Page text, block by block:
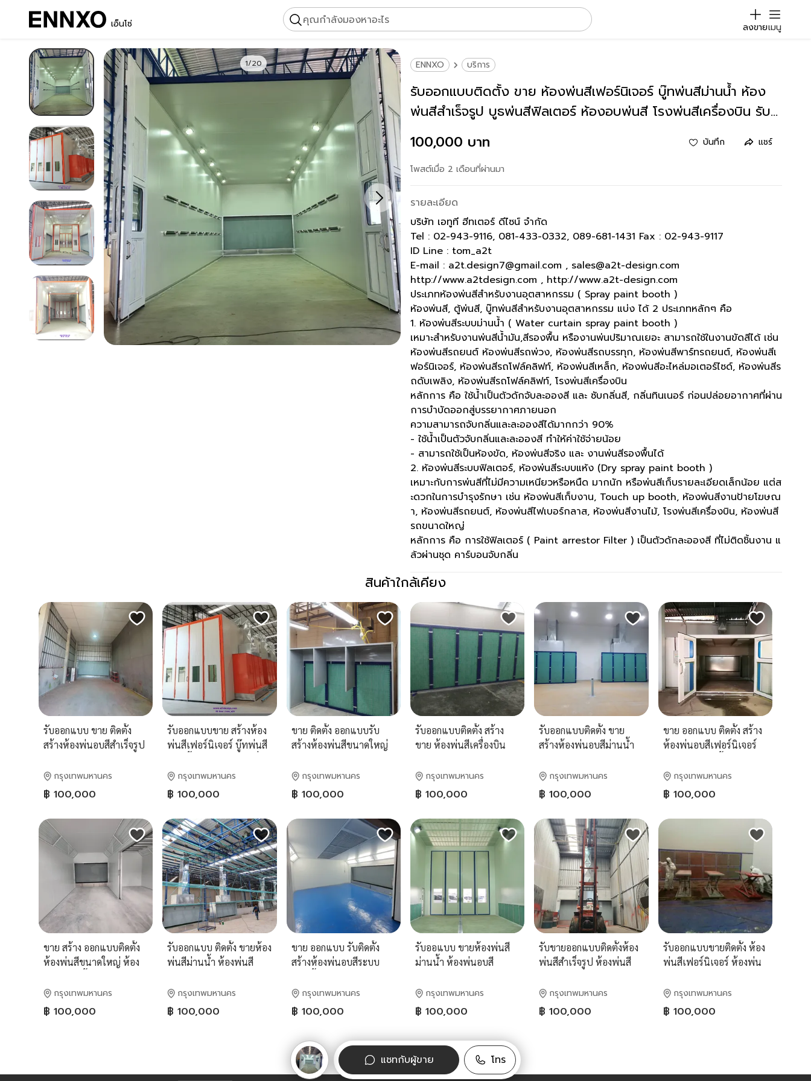
เอ็นโซ่ คุณกำลังมองหาอะไร
ลงขายเมนู
1/20 ENNXO บริการ
รับออกแบบติดตั้ง ขาย ห้องพ่นสีเฟอร์นิเจอร์ บู๊ทพ่นสีม่านน้ำ ห้อง
พ่นสีสำเร็จรูป บูธพ่นสีฟิลเตอร์ ห้องอบพ่นสี โรงพ่นสีเครื่องบิน รับ
100,000 บาท บันทึก แชร์
โพสต์เมื่อ 2 เดือนที่ผ่านมา
รายละเอียด
บริษัท เอทูที ฮีทเตอร์ ดีไซน์ จำกัด
Tel : 02-943-9116, 081-433-0332, 089-681-1431 Fax : 02-943-9117
ID Line : tom_a2t
E-mail : a2t.design7@gmail.com , sales@a2t-design.com
http://www.a2tdesign.com , http://www.a2t-design.com
ประเภทห้องพ่นสีสำหรับงานอุตสาหกรรม ( Spray paint booth )
ห้องพ่นสี, ตู้พ่นสี, บู๊ทพ่นสีสำหรับงานอุตสาหกรรม แบ่ง ได้ 2 ประเภทหลักๆ คือ
1. ห้องพ่นสีระบบม่านน้ำ ( Water curtain spray paint booth )
เหมาะสำหรับงานพ่นสีน้ำมัน,สีรองพื้น หรืองานพ่นปริมาณเยอะ สามารถใช้ในงานขัดสีได้ เช่น
ห้องพ่นสีรถยนต์ ห้องพ่นสีรถพ่วง, ห้องพ่นสีรถบรรทุก, ห้องพ่นสีพาร์ทรถยนต์, ห้องพ่นสีเ
ฟอร์นิเจอร์, ห้องพ่นสีรถโฟล์คลิฟท์, ห้องพ่นสีเหล็ก, ห้องพ่นสีอะไหล่มอเตอร์ไซด์, ห้องพ่นสีร
ถดับเพลิง, ห้องพ่นสีรถโฟล์คลิฟท์, โรงพ่นสีเครื่องบิน
หลักการ คือ ใช้น้ำเป็นตัวดักจับละอองสี และ ซับกลิ่นสี, กลิ่นทินเนอร์ ก่อนปล่อยอากาศที่ผ่าน
การบำบัดออกสู่บรรยากาศภายนอก
ความสามารถจับกลิ่นและละอองสีได้มากกว่า 90%
- ใช้น้ำเป็นตัวจับกลิ่นและละอองสี ทำให้ค่าใช้จ่ายน้อย
- สามารถใช้เป็นห้องขัด, ห้องพ่นสีจริง และ งานพ่นสีรองพื้นได้
2. ห้องพ่นสีระบบฟิลเตอร์, ห้องพ่นสีระบบแห้ง (Dry spray paint booth )
เหมาะกับการพ่นสีที่ไม่มีความเหนียวหรือหนืด มากนัก หรือพ่นสีเก็บรายละเอียดเล็กน้อย แต่ส
ะดวกในการบำรุงรักษา เช่น ห้องพ่นสีเก็บงาน, Touch up booth, ห้องพ่นสีงานป้ายโฆษณ
า, ห้องพ่นสีรถยนต์, ห้องพ่นสีไฟเบอร์กลาส, ห้องพ่นสีงานไม้, โรงพ่นสีเครื่องบิน, ห้องพ่นสี
รถขนาดใหญ่
หลักการ คือ การใช้ฟิลเตอร์ ( Paint arrestor Filter ) เป็นตัวดักละอองสี ที่ไม่ติดชิ้นงาน แ
ล้วผ่านชุด คาร์บอนจับกลิ่น
สินค้าใกล้เคียง
รับออกแบบ ขาย ติดตั้ง
สร้างห้องพ่นอบสีสำเร็จรูป
พ่นอบสีเฟอร์นิเจอร์ ห้อง
พ่นสีรถพ่วง บู๊ทพ่นสีม่าน
น้ำ บูธพ่นสีฟิลเตอร์
กรุงเทพมหานคร
฿ 100,000
รับออกแบบขาย สร้างห้อง
พ่นสีเฟอร์นิเจอร์ บู๊ทพ่นสี
บิน ห้องพ่นสีรถพ่วงขนาด
ใหญ่ บูธพ่นสี
กรุงเทพมหานคร
฿ 100,000
ขาย ติดตั้ง ออกแบบรับ
สร้างห้องพ่นสีขนาดใหญ่
ทพ่นสีม่านน้ำ ห้องพ่นสีรถ
พ่วง บู๊ทพ่นฟิลเตอร์ รับ
งานออกแบบตามหน้างาน
จริง
กรุงเทพมหานคร
฿ 100,000
รับออกแบบติดตั้ง สร้าง
ขาย ห้องพ่นสีเครื่องบิน
พ่นสีม่านน้ำไหล บู๊ทพ่นสี
ฟิลเตอร์ ห้องพ่นสี
เฟอร์นิเจอร์ ห้องขัดสี ห้อง
อบสี
กรุงเทพมหานคร
฿ 100,000
รับออกแบบติดตั้ง ขาย
สร้างห้องพ่นอบสีม่านน้ำ
ทพ่นสีฟิลเตอร์ บูธพ่นสี
ม่านน้ำ ห้องพ่นสีสำเร็จรูป
โรงพ่นสีเครื่องบิน
กรุงเทพมหานคร
฿ 100,000
ขาย ออกแบบ ติดตั้ง สร้าง
ห้องพ่นอบสีเฟอร์นิเจอร์
ขนาดใหญ่ ห้องพ่นสีขนาด
เล็ก รับงานเซ็นแบบห้อง
พ่นสี ห้องพ่นอบสีรถ
บรรทุก บ
กรุงเทพมหานคร
฿ 100,000
ขาย สร้าง ออกแบบติดตั้ง
ห้องพ่นสีขนาดใหญ่ ห้อง
สำเร็จรูป รับงานเซ็นแบบ
ห้องพ่นสี บู๊ทพ่นสีม่านน้ำ
ห้องพ่นสีเฟอร์นิเจอร์
กรุงเทพมหานคร
฿ 100,000
รับออกแบบ ติดตั้ง ขายห้อง
พ่นสีม่านน้ำ ห้องพ่นสี
เตอร์ ห้องอบสี บูธพ่นสี
ห้องพ่นสีเฟอร์นิเจอร์ ห้อง
อบสีรถยนต์ งานเซ็นแบบ
กรุงเทพมหานคร
฿ 100,000
ขาย ออกแบบ รับติดตั้ง
สร้างห้องพ่นอบสีระบบ
เฟอร์นิเจอร์ ห้องอบสี
อินฟราเรด ห้องพ่นสีรถ
พ่วง ห้องพ่นสีรถบรรทุก
กรุงเทพมหานคร
฿ 100,000
รับออแบบ ขายห้องพ่นสี
ม่านน้ำ ห้องพ่นอบสี
เตอร์ บู๊ทพ่นสีม่านน้ำไหล
บู๊ทพ่นสีฟิลเตอร์ รับงาน
เซ็นแบบห้องพ่นสี
กรุงเทพมหานคร
฿ 100,000
รับขายออกแบบติดตั้งห้อง
พ่นสีสำเร็จรูป ห้องพ่นสี
น้ำไหล ห้องพ่นอบสี
เฟอร์นิเจอร์ ห้องพ่นอบสี
มอเตอร?ไซด์
กรุงเทพมหานคร
฿ 100,000
รับออกแบบขายติดตั้ง ห้อง
พ่นสีเฟอร์นิเจอร์ ห้องพ่น
อบสีรถมอเตอร์ไซด์ ห้อง
พ่นสีม่านน้ำ ห้องพ่นสีฟิล
เตอร์ บูธพ่นสีม่านน้ำ ห้อง
กรุงเทพมหานคร
฿ 100,000
แชทกับผู้ขาย
โทร